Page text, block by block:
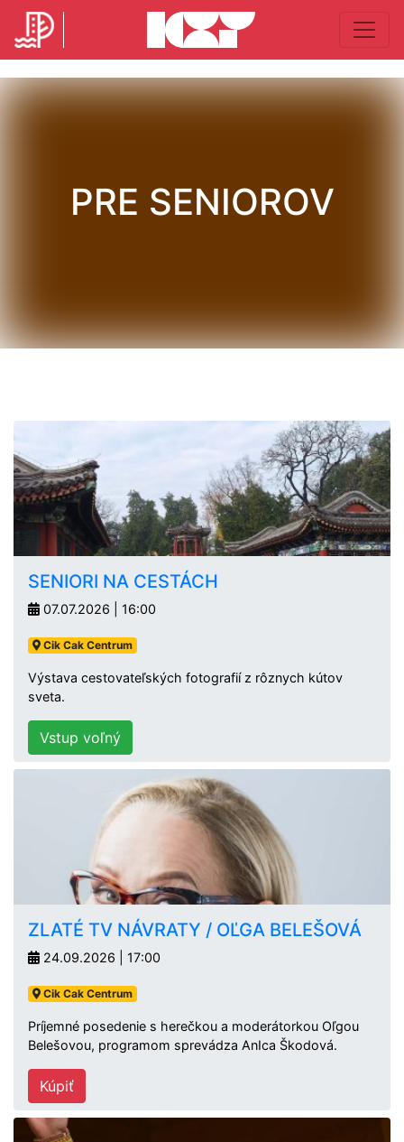
PRE SENIOROV
SENIORI NA CESTÁCH
07.07.2026 | 16:00
Cik Cak Centrum
Výstava cestovateľských fotografií z rôznych kútov
sveta.
Vstup voľný
ZLATÉ TV NÁVRATY / OĽGA BELEŠOVÁ
24.09.2026 | 17:00
Cik Cak Centrum
Príjemné posedenie s herečkou a moderátorkou Oľgou
Belešovou, programom sprevádza AnIca Škodová.
Kúpiť